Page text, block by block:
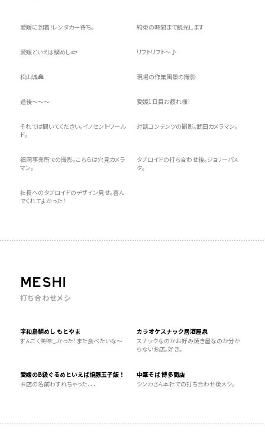
愛媛に到着！レンタカー待ち。 約束の時間まで観光します
愛媛といえば鯛めし🐟️ リフトリフト〜♪
松山城🏯 現場の作業風景の撮影
道後〜〜〜 愛媛1日目お疲れ様！
それでは聞いてください。イノセントワール
ド。
対談コンテンツの撮影。武田カメラマン。
福岡事業所での撮影。こちらは穴見カメラ
マン。
タブロイドの打ち合わせ後。ジョリーパス
タ。
社長へのタブロイドのデザイン見せ。喜ん
でくれてよかった！
MESHI
打ち合わせメシ
宇和島鯛めし もとやま
すんごく美味しかった！また食べたいな〜
カラオケスナック居酒屋泉
スナックなのかお好み焼き屋なのか分か
らないお店。好き。
愛媛のB級ぐるめといえば焼豚玉子飯！
お店の名前わすれちゃった、、、
中華そば 博多商店
シンカさん本社での打ち合わせ後メシ。